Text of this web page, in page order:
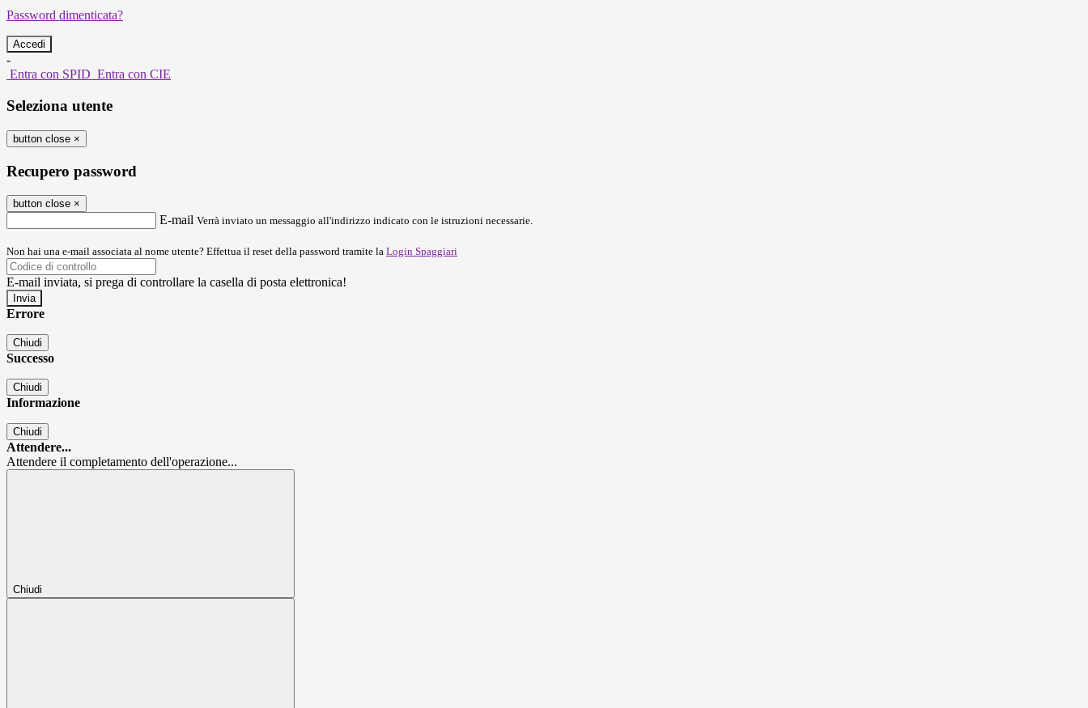
Password dimenticata?
-
Entra con SPID Entra con CIE
Seleziona utente
button close ×
Recupero password
button close ×
E-mail Verrà inviato un messaggio all'indirizzo indicato con le istruzioni necessarie.
Non hai una e-mail associata al nome utente? Effettua il reset della password tramite la Login Spaggiari
E-mail inviata, si prega di controllare la casella di posta elettronica!
Errore
Chiudi
Successo
Chiudi
Informazione
Chiudi
Attendere...
Attendere il completamento dell'operazione...
Chiudi